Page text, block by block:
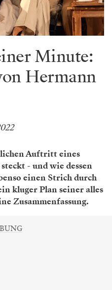
Minute:
Hermann
Auftritt eines
- und wie dessen
einen Strich durch
kluger Plan seiner alles
Zusammenfassung.